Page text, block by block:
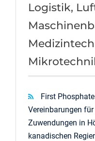
Logistik,
First
Vereinbarungen
Zuwendungen in
kanadischen